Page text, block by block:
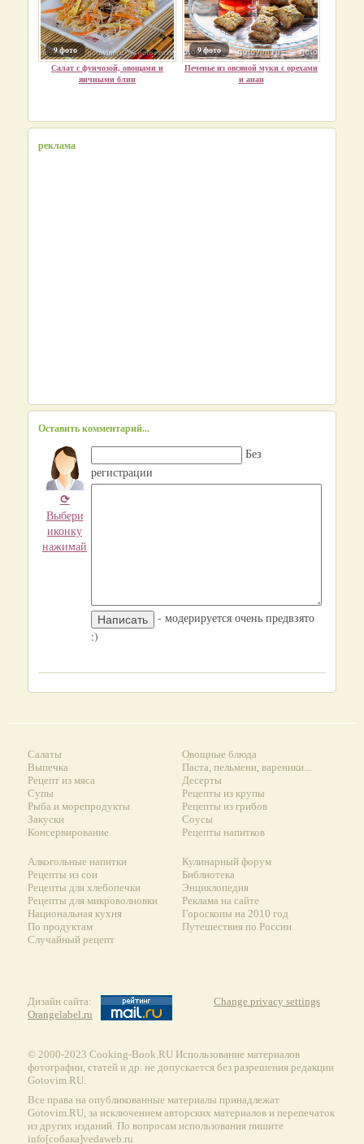
9 фото
Салат с фунчозой, овощами и
яичными блин
9 фото
Печенье из овсяной муки с орехами
и анан
реклама
Оставить комментарий...
⟳
Выбери
иконку
нажимай
Без
регистрации
- модерируется очень предвзято
:)
Салаты
Выпечка
Рецепт из мяса
Супы
Рыба и морепродукты
Закуски
Консервирование
Овощные блюда
Паста, пельмени, вареники...
Десерты
Рецепты из крупы
Рецепты из грибов
Соусы
Рецепты напитков
Алкогольные напитки
Рецепты из сои
Рецепты для хлебопечки
Рецепты для микроволновки
Национальная кухня
По продуктам
Случайный рецепт
Кулинарный форум
Библиотека
Энциклопедия
Реклама на сайте
Гороскопы на 2010 год
Путешествия по России
Дизайн сайта:
Orangelabel.ru
Change privacy settings
© 2000-2023 Сooking-Book.RU Использование материалов
фотографии, статей и др. не допускается без разрешения редакции
Gotovim.RU.
Все права на опубликованные материалы принадлежат
Gotovim.RU, за исключением авторских материалов и перепечаток
из других изданий. По вопросам использования пишите
info[собака]vedaweb.ru